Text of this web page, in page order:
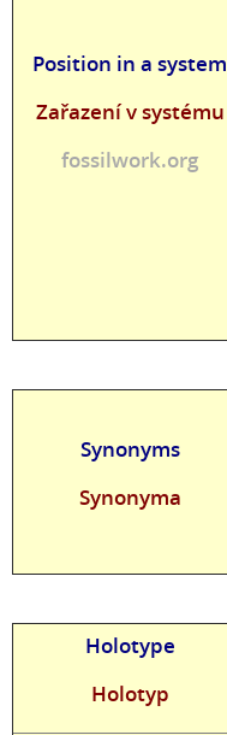
Position in a system
Zařazení v systému
fossilwork.org
Synonyms
Synonyma
Holotype
Holotyp